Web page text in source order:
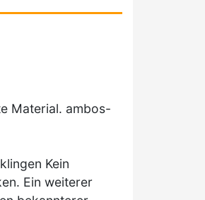
Material. ambos-
Kein
Ein weiterer